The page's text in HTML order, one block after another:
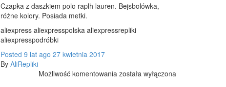
Czapka z daszkiem polo raplh lauren. Bejsbolówka,
różne kolory. Posiada metki.
aliexpress aliexpresspolska aliexpressrepliki
aliexpresspodróbki
Posted 9 lat ago 27 kwietnia 2017
By AliRepliki
Możliwość komentowania CZAPKA
została wyłączona